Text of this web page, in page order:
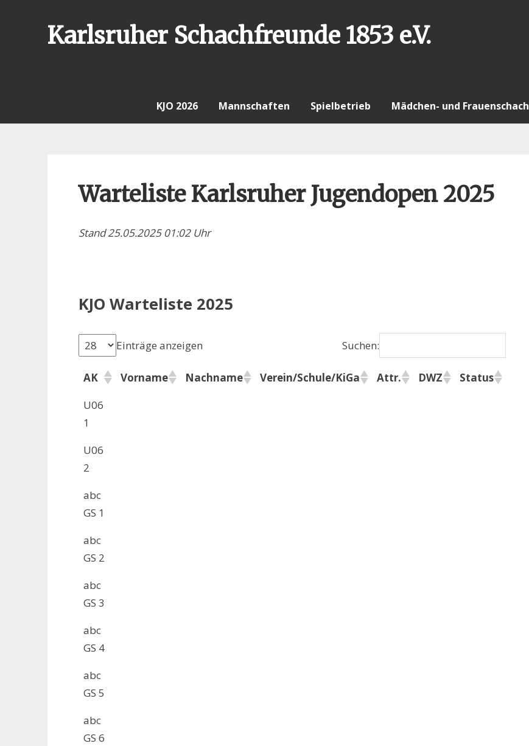
Karlsruher Schachfreunde 1853 e.V.
KJO 2026 Mannschaften Spielbetrieb Mädchen- und Frauenschach
Warteliste Karlsruher Jugendopen 2025
Stand 25.05.2025 01:02 Uhr
KJO Warteliste 2025
Einträge anzeigen Suchen:
AK Vorname Nachname Verein/Schule/KiGa Attr. DWZ
Status
U06
1
U06
2
abc
GS 1
abc
GS 2
abc
GS 3
abc
GS 4
abc
GS 5
abc
GS 6